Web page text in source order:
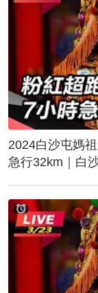
2024白沙屯媽
急行32km｜白